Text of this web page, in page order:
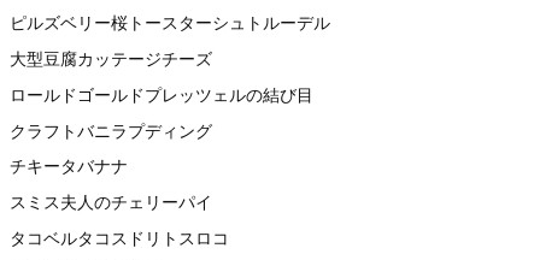
ピルズベリー桜トースターシュトルーデル
大型豆腐カッテージチーズ
ロールドゴールドプレッツェルの結び目
クラフトバニラプディング
チキータバナナ
スミス夫人のチェリーパイ
タコベルタコスドリトスロコ